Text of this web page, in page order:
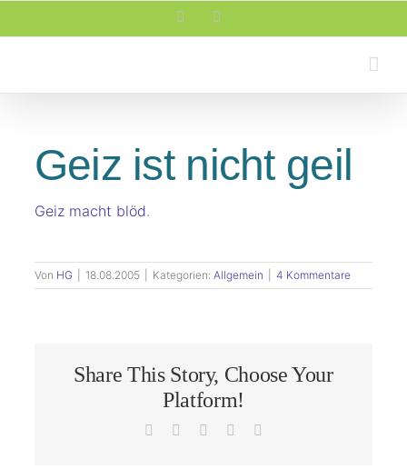
Inhalt
Facebook
Geiz ist nicht geil
Geiz macht blöd.
Von HG 18.08.2005 Kategorien: Allgemein 4 Kommentare
Share This Story, Choose Your
Platform!
Facebook LinkedInPinterest